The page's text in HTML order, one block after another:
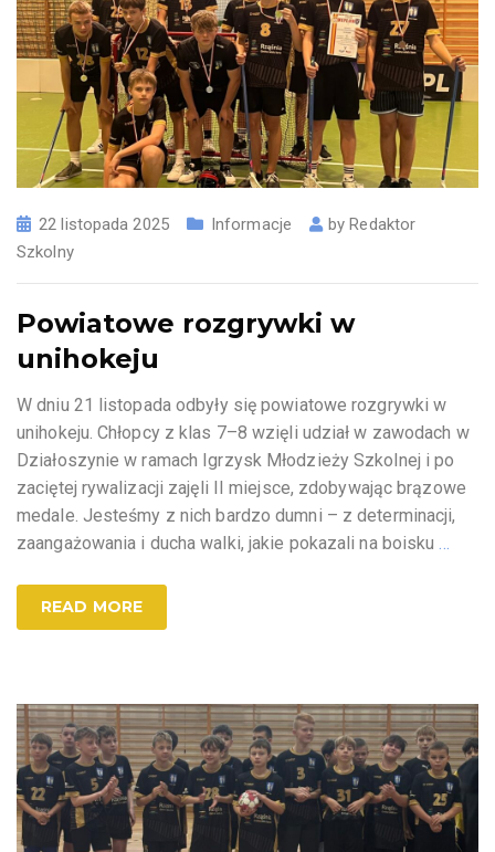
22 listopada 2025 Informacje byRedaktor
Szkolny
Powiatowe rozgrywki w
unihokeju
W dniu 21 listopada odbyły się powiatowe rozgrywki w
unihokeju. Chłopcy z klas 7–8 wzięli udział w zawodach w
Działoszynie w ramach Igrzysk Młodzieży Szkolnej i po
zaciętej rywalizacji zajęli II miejsce, zdobywając brązowe
medale. Jesteśmy z nich bardzo dumni – z determinacji,
zaangażowania i ducha walki, jakie pokazali na boisku
READ MORE